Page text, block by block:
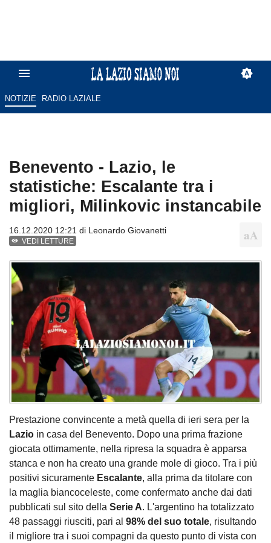
NOTIZIE RADIO LAZIALE
Benevento - Lazio, le
statistiche: Escalante tra i
migliori, Milinkovic instancabile
16.12.2020 12:21 di Leonardo Giovanetti
VEDI LETTURE
Prestazione convincente a metà quella di ieri sera per la
Lazio in casa del Benevento. Dopo una prima frazione
giocata ottimamente, nella ripresa la squadra è apparsa
stanca e non ha creato una grande mole di gioco. Tra i più
positivi sicuramente Escalante, alla prima da titolare con
la maglia biancoceleste, come confermato anche dai dati
pubblicati sul sito della Serie A. L'argentino ha totalizzato
48 passaggi riusciti, pari al 98% del suo totale, risultando
il migliore tra i suoi compagni da questo punto di vista con